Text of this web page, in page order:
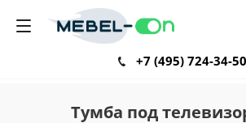
+7 (495) 724-34-50
Тумба под